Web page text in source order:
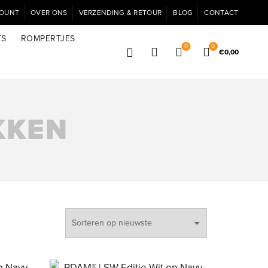
OVER ONS VERZENDING & RETOUR BLOG CONTACT
ROMPERTJES
0 0
€0,00